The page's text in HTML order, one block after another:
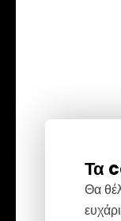
Τα
Θα